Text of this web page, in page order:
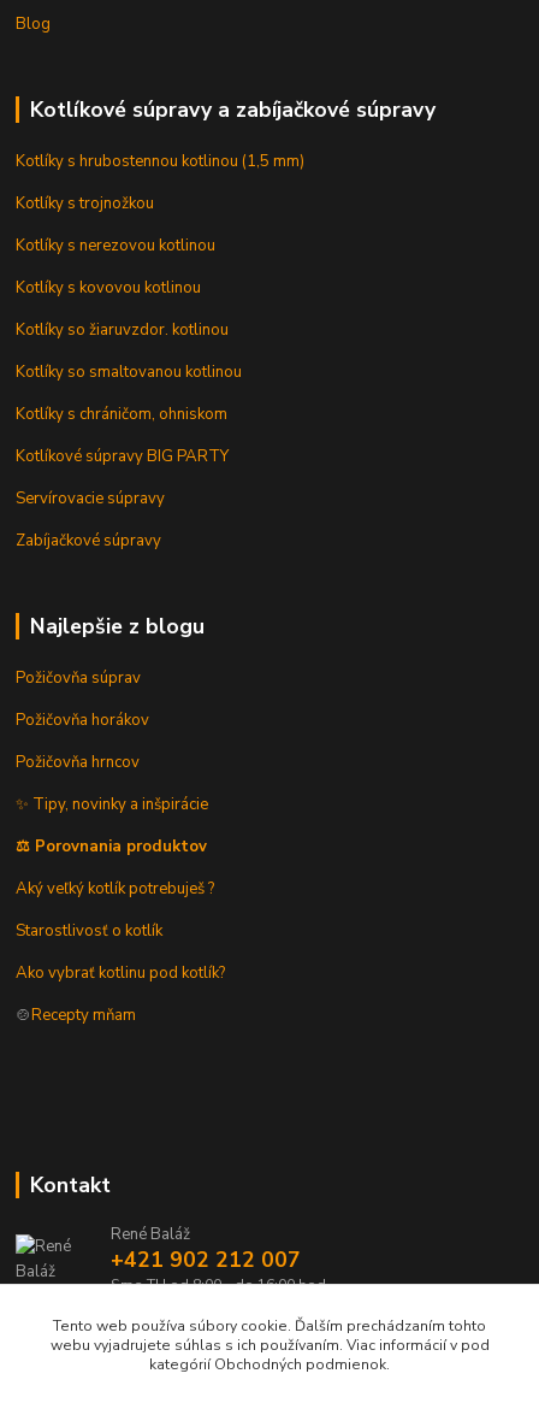
Blog
Kotlíkové súpravy a zabíjačkové súpravy
Kotlíky s hrubostennou kotlinou (1,5 mm)
Kotlíky s trojnožkou
Kotlíky s nerezovou kotlinou
Kotlíky s kovovou kotlinou
Kotlíky so žiaruvzdor. kotlinou
Kotlíky so smaltovanou kotlinou
Kotlíky s chráničom, ohniskom
Kotlíkové súpravy BIG PARTY
Servírovacie súpravy
Zabíjačkové súpravy
Najlepšie z blogu
Požičovňa súprav
Požičovňa horákov
Požičovňa hrncov
✨ Tipy, novinky a inšpirácie
⚖️ Porovnania produktov
Aký veľký kotlík potrebuješ ?
Starostlivosť o kotlík
Ako vybrať kotlinu pod kotlík?
🍲Recepty mňam
Kontakt
René Baláž
+421 902 212 007
Sme TU od 8:00 - do 16:00 hod
info@kotlik.sk
Tento web používa súbory cookie. Ďalším prechádzaním tohto
webu vyjadrujete súhlas s ich používaním. Viac informácií v pod
kategórií Obchodných podmienok.